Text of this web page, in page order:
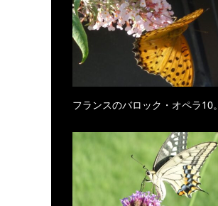
フランスのバロック・オペラ10。